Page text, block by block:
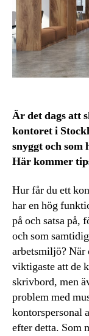
Är det dags att
kontoret i
snyggt och
Här kommer
Hur får du ett
har en hög
på och satsa på,
och som
arbetsmiljö? När
viktigaste att de
skrivbord, men
problem med
kontorspersonal
efter detta. Som